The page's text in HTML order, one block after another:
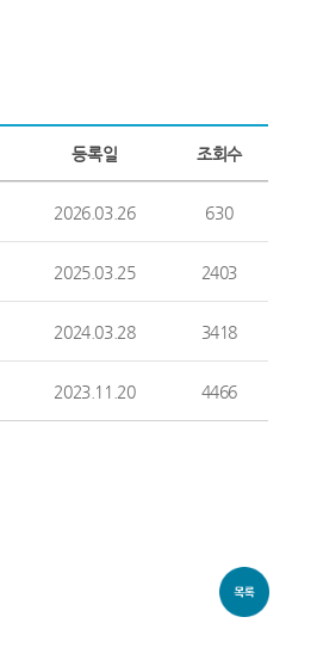
등록일 조회수
2026.03.26 630
2025.03.25 2403
2024.03.28 3418
2023.11.20 4466